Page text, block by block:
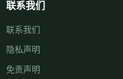
联系我们
联系我们
隐私声明
免责声明